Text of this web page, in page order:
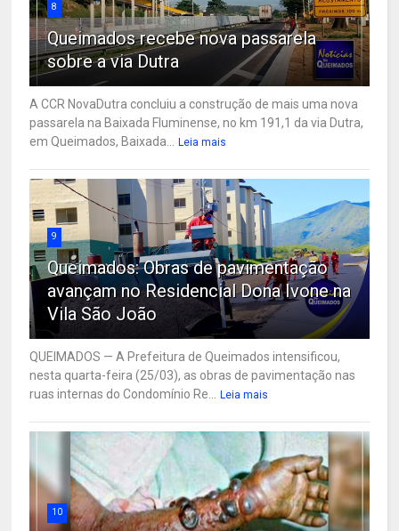
8
Queimados recebe nova passarela
sobre a via Dutra
A CCR NovaDutra concluiu a construção de mais uma nova
passarela na Baixada Fluminense, no km 191,1 da via Dutra,
em Queimados, Baixada...
Leia mais
9
Queimados: Obras de pavimentação
avançam no Residencial Dona Ivone na
Vila São João
QUEIMADOS — A Prefeitura de Queimados intensificou,
nesta quarta-feira (25/03), as obras de pavimentação nas
ruas internas do Condomínio Re...
Leia mais
10